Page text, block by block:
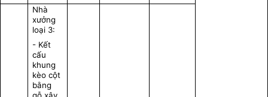
Nhà
xưởng
loại 3:
- Kết
cấu
khung
kèo cột
bằng